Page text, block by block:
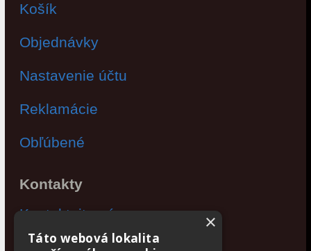
Košík
Objednávky
Nastavenie účtu
Reklamácie
Obľúbené
Kontakty
Kontaktujte nás
Po - Pia: 9:00 - 17:00
×
Táto webová lokalita